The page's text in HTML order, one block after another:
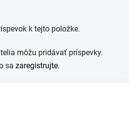
k tejto položke.
môžu pridávať príspevky.
sa zaregistrujte.